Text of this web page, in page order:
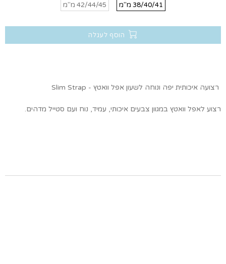
38/40/41 מ''מ 42/44/45 מ''מ
הוסף לעגלה
רצועה איכותית יפה ונוחה לשעון אפל וואטץ - Slim Strap
רצוע לאפל וואטץ במגוון צבעים איכותי, עמיד, נוח ועם סטייל מדהים.